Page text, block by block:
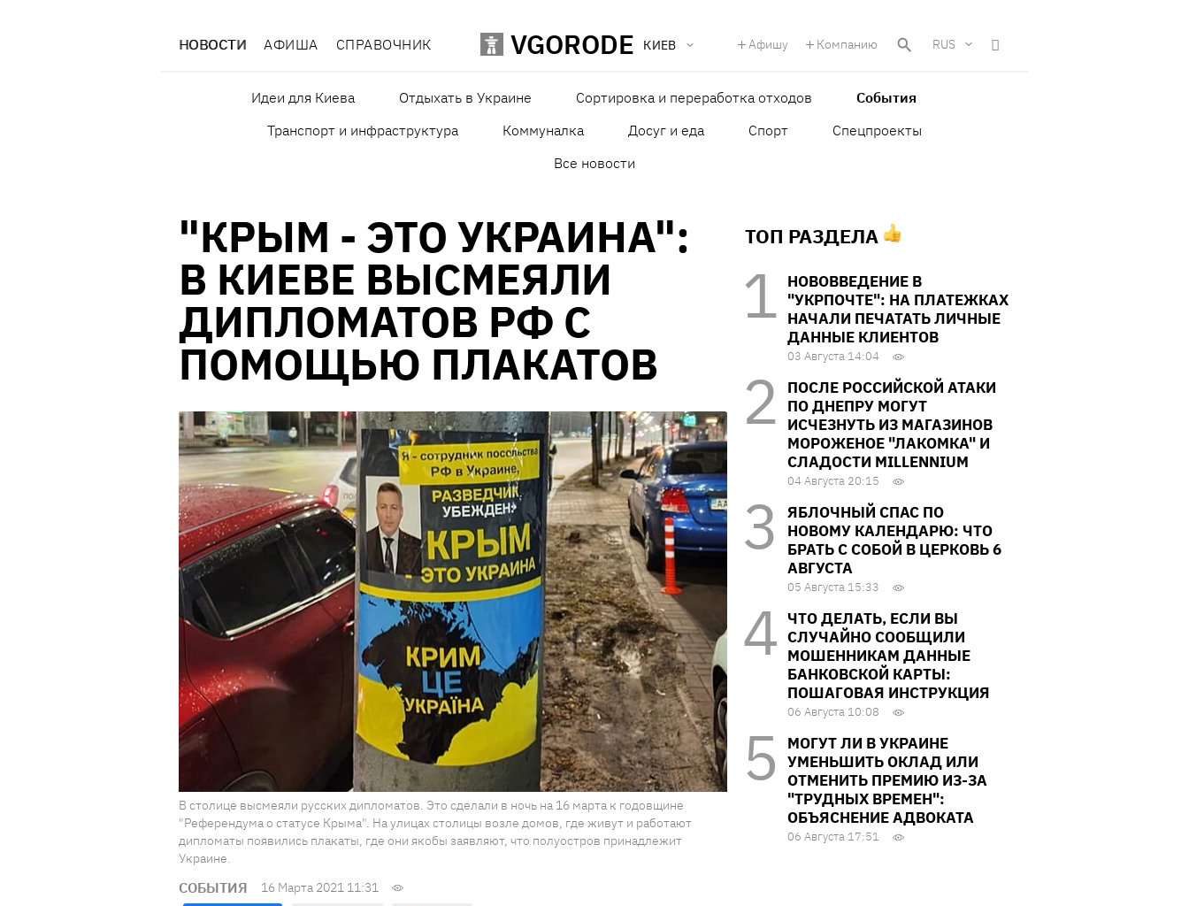
НОВОСТИ АФИША СПРАВОЧНИК VGORODE КИЕВ Афишу Компанию RUS
Идеи для Киева Отдыхать в Украине Сортировка и переработка отходов
События
Транспорт и инфраструктура
Коммуналка Досуг и еда Спорт
Спецпроекты
Все новости
"КРЫМ - ЭТО УКРАИНА":
В КИЕВЕ ВЫСМЕЯЛИ
ДИПЛОМАТОВ РФ С
ПОМОЩЬЮ ПЛАКАТОВ
В столице высмеяли русских дипломатов. Это сделали в ночь на 16 марта к годовщине
"Референдума о статусе Крыма". На улицах столицы возле домов, где живут и работают
дипломаты появились плакаты, где они якобы заявляют, что полуостров принадлежит
Украине.
СОБЫТИЯ 16 Марта 2021 11:31
ТОП РАЗДЕЛА
НОВОВВЕДЕНИЕ В
"УКРПОЧТЕ": НА ПЛАТЕЖКАХ
НАЧАЛИ ПЕЧАТАТЬ ЛИЧНЫЕ
ДАННЫЕ КЛИЕНТОВ
03 Августа 14:04
ПОСЛЕ РОССИЙСКОЙ АТАКИ
ПО ДНЕПРУ МОГУТ
ИСЧЕЗНУТЬ ИЗ МАГАЗИНОВ
МОРОЖЕНОЕ "ЛАКОМКА" И
СЛАДОСТИ MILLENNIUM
04 Августа 20:15
ЯБЛОЧНЫЙ СПАС ПО
НОВОМУ КАЛЕНДАРЮ: ЧТО
БРАТЬ С СОБОЙ В ЦЕРКОВЬ 6
АВГУСТА
05 Августа 15:33
ЧТО ДЕЛАТЬ, ЕСЛИ ВЫ
СЛУЧАЙНО СООБЩИЛИ
МОШЕННИКАМ ДАННЫЕ
БАНКОВСКОЙ КАРТЫ:
ПОШАГОВАЯ ИНСТРУКЦИЯ
06 Августа 10:08
МОГУТ ЛИ В УКРАИНЕ
УМЕНЬШИТЬ ОКЛАД ИЛИ
ОТМЕНИТЬ ПРЕМИЮ ИЗ-ЗА
"ТРУДНЫХ ВРЕМЕН":
ОБЪЯСНЕНИЕ АДВОКАТА
06 Августа 17:51